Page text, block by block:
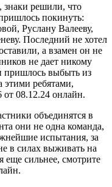
знаки решили, что
покинуть:
Руслану Валееву,
Последний не хотел
а взамен он не
не дает никому
пришлось выбыть из
этими ребятами,
08.12.24 онлайн.
объединятся в
они не одна команда,
испытания, за
в силах выживать на
еще сильнее, смотрите